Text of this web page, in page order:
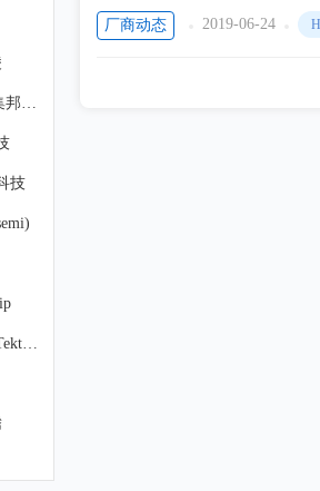
厂商动态 2019-06-24
TrendForce集邦咨询
技
泰克科技（Tektronix）